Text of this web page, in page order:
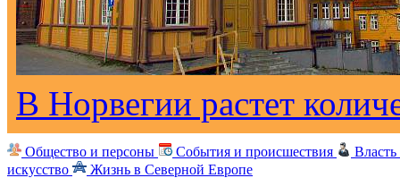
В Норвегии растет
Общество и персоны События и происшествия
искусство
Жизнь в Северной Европе